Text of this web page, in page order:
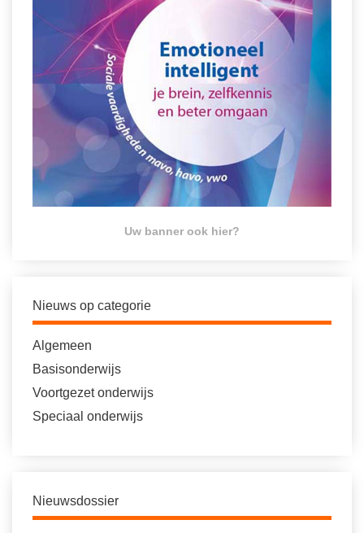
Uw banner ook hier?
Nieuws op categorie
Algemeen
Basisonderwijs
Voortgezet onderwijs
Speciaal onderwijs
Nieuwsdossier